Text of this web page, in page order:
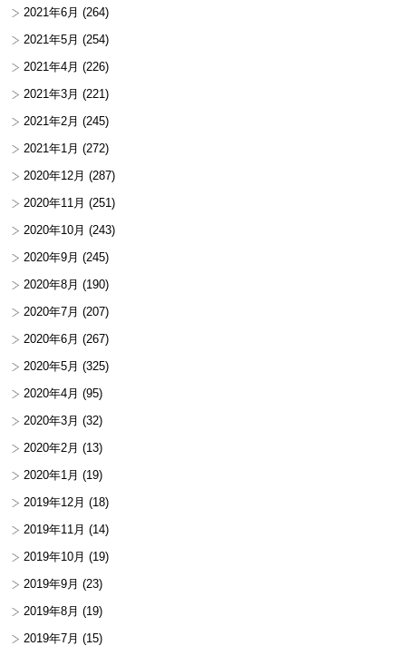
2021年6月 (264)
2021年5月 (254)
2021年4月 (226)
2021年3月 (221)
2021年2月 (245)
2021年1月 (272)
2020年12月 (287)
2020年11月 (251)
2020年10月 (243)
2020年9月 (245)
2020年8月 (190)
2020年7月 (207)
2020年6月 (267)
2020年5月 (325)
2020年4月 (95)
2020年3月 (32)
2020年2月 (13)
2020年1月 (19)
2019年12月 (18)
2019年11月 (14)
2019年10月 (19)
2019年9月 (23)
2019年8月 (19)
2019年7月 (15)